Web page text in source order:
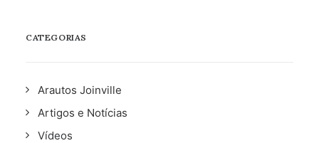
CATEGORIAS
Arautos Joinville
Artigos e Notícias
Vídeos